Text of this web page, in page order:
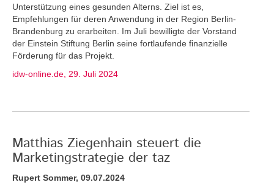
Unterstützung eines gesunden Alterns. Ziel ist es,
Empfehlungen für deren Anwendung in der Region Berlin-
Brandenburg zu erarbeiten. Im Juli bewilligte der Vorstand
der Einstein Stiftung Berlin seine fortlaufende finanzielle
Förderung für das Projekt.
idw-online.de, 29. Juli 2024
Matthias Ziegenhain steuert die
Marketingstrategie der taz
Rupert Sommer, 09.07.2024